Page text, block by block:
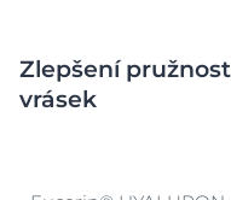
Zlepšení
vrásek